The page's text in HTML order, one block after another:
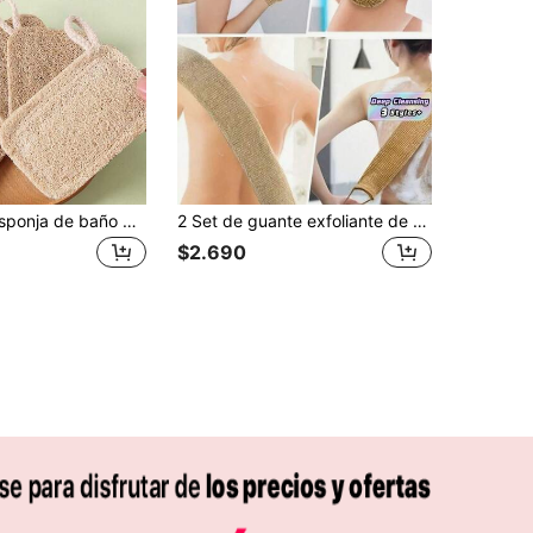
5 piezas de esponja de baño de luffa natural, hecha de luffa, adecuada para hombres y mujeres 2 Set de guante exfoliante de yute y cepillo de espalda con correa larga para adultos, para una limpieza profunda y eliminación suave de la piel muerta. Reutilizable para ducha, baño, spa y tratamiento corporal. Kit de accesorios de baño para el cuidado personal y regalo de spa en casa.
$2.690